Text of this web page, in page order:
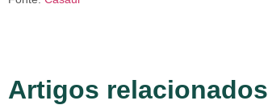
Artigos relacionados